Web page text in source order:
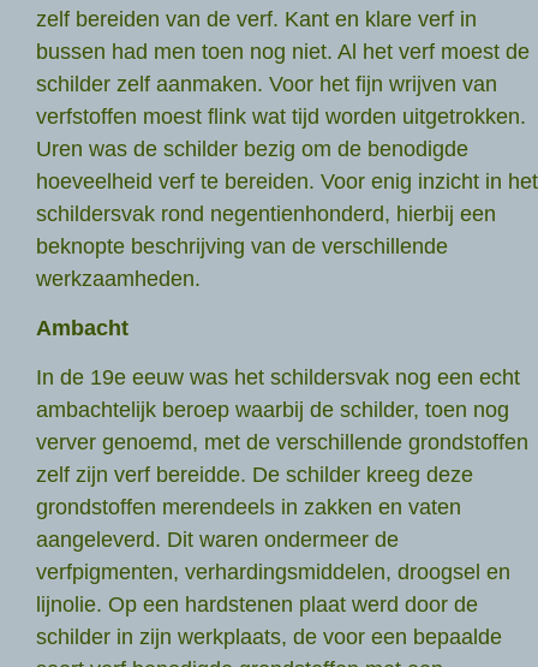
zelf bereiden van de verf. Kant en klare verf in
bussen had men toen nog niet. Al het verf moest de
schilder zelf aanmaken. Voor het fijn wrijven van
verfstoffen moest flink wat tijd worden uitgetrokken.
Uren was de schilder bezig om de benodigde
hoeveelheid verf te bereiden. Voor enig inzicht in het
schildersvak rond negentienhonderd, hierbij een
beknopte beschrijving van de verschillende
werkzaamheden.
Ambacht
In de 19e eeuw was het schildersvak nog een echt
ambachtelijk beroep waarbij de schilder, toen nog
verver genoemd, met de verschillende grondstoffen
zelf zijn verf bereidde. De schilder kreeg deze
grondstoffen merendeels in zakken en vaten
aangeleverd. Dit waren ondermeer de
verfpigmenten, verhardingsmiddelen, droogsel en
lijnolie. Op een hardstenen plaat werd door de
schilder in zijn werkplaats, de voor een bepaalde